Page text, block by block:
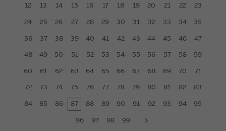
12
13 14 15 16 17 18 19 20 21 22
23
24
25 26 27 28 29 30 31 32 33 34
35
36
37 38 39 40 41 42 43 44 45 46
47
48
49 50 51 52 53 54 55 56 57 58
59
60
61 62 63 64 65 66 67 68 69 70
71
72
73 74 75 76 77 78 79 80 81 82
83
84
85 86 87 88 89 90 91 92 93 94
95
96
97 98
99